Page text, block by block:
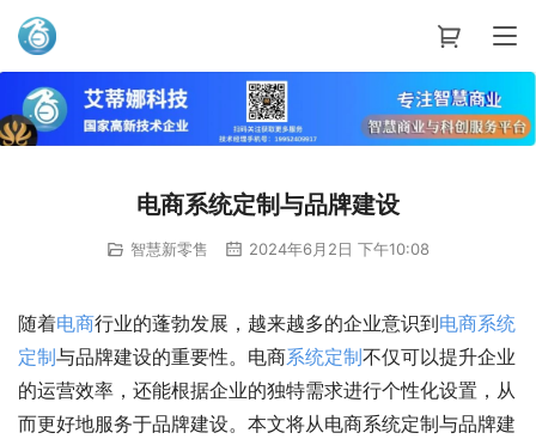
艾蒂娜科技
电商系统定制与品牌建设
智慧新零售 2024年6月2日 下午10:08
随着电商行业的蓬勃发展，越来越多的企业意识到电商系统
定制与品牌建设的重要性。电商系统定制不仅可以提升企业
的运营效率，还能根据企业的独特需求进行个性化设置，从
而更好地服务于品牌建设。本文将从电商系统定制与品牌建